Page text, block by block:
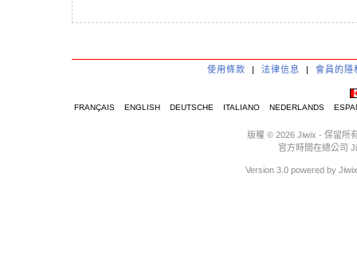
使用條款 | 法律信息 | 會員的隱
FRANÇAIS ENGLISH DEUTSCHE ITALIANO NEDERLANDS
版權 © 2026 Jiwix - 保留所
官方時間在總公司
Version 3.0 powered by